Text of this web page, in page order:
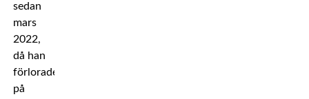
sedan
mars
2022,
då han
förlorade
på